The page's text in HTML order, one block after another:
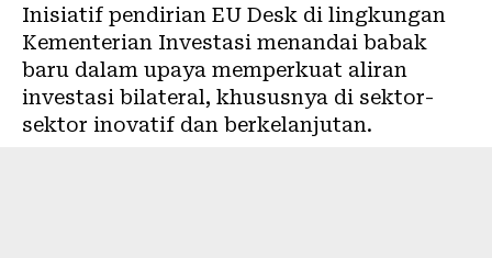
Inisiatif pendirian EU Desk di lingkungan
Kementerian Investasi menandai babak
baru dalam upaya memperkuat aliran
investasi bilateral, khususnya di sektor-
sektor inovatif dan berkelanjutan.